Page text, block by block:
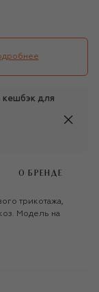
кешбэк для
О БРЕНДЕ
трикотажа,
Модель на